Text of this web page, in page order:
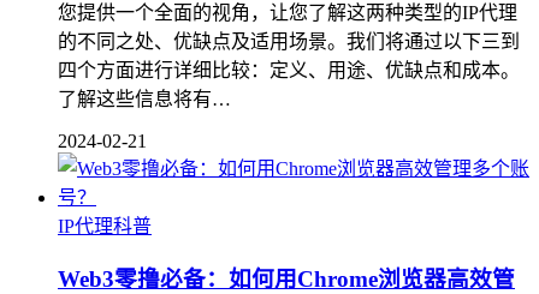
您提供一个全面的视角，让您了解这两种类型的IP代理
的不同之处、优缺点及适用场景。我们将通过以下三到
四个方面进行详细比较：定义、用途、优缺点和成本。
了解这些信息将有…
2024-02-21
IP代理科普
Web3零撸必备：如何用Chrome浏览器高效管